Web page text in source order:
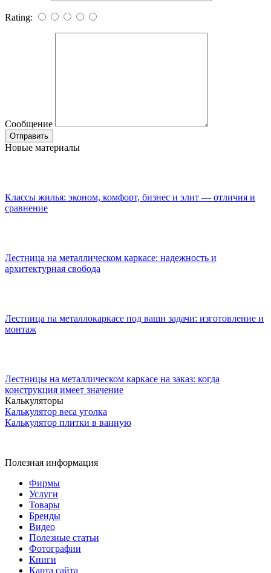
Rating:
Сообщение
Новые материалы
Классы жилья: эконом, комфорт, бизнес и элит — отличия и
сравнение
Лестница на металлическом каркасе: надежность и
архитектурная свобода
Лестница на металлокаркасе под ваши задачи: изготовление и
монтаж
Лестницы на металлическом каркасе на заказ: когда
конструкция имеет значение
Калькуляторы
Калькулятор веса уголка
Калькулятор плитки в ванную
Полезная информация
Фирмы
Услуги
Товары
Бренды
Видео
Полезные статьи
Фотографии
Книги
Карта сайта